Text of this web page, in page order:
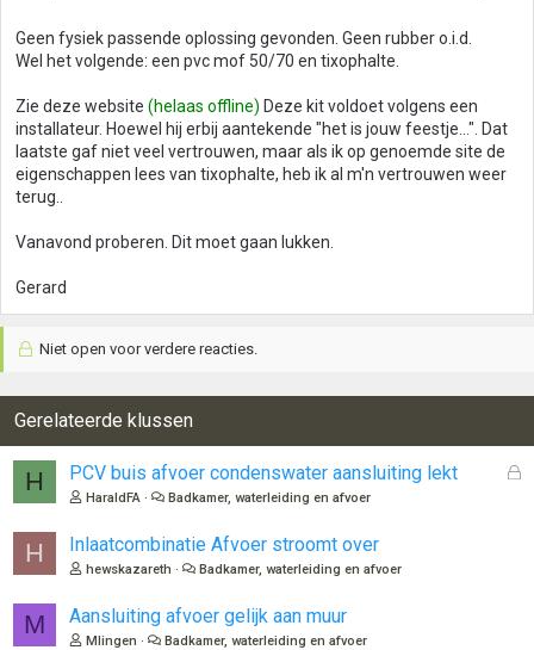
Geen fysiek passende oplossing gevonden. Geen rubber o.i.d.
Wel het volgende: een pvc mof 50/70 en tixophalte.
Zie deze website (helaas offline) Deze kit voldoet volgens een
installateur. Hoewel hij erbij aantekende "het is jouw feestje...". Dat
laatste gaf niet veel vertrouwen, maar als ik op genoemde site de
eigenschappen lees van tixophalte, heb ik al m'n vertrouwen weer
terug..
Vanavond proberen. Dit moet gaan lukken.
Gerard
Niet open voor verdere reacties.
Gerelateerde klussen
H
G
PCV buis afvoer condenswater aansluiting lekt
HaraldFA Badkamer, waterleiding en afvoer
H Inlaatcombinatie Afvoer stroomt over
hewskazareth Badkamer, waterleiding en afvoer
M Aansluiting afvoer gelijk aan muur
Mlingen Badkamer, waterleiding en afvoer